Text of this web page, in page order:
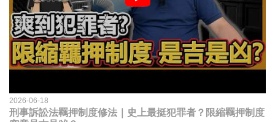
2026-06-18
刑事訴訟法羈押制度修法｜史上最挺犯罪者？限縮羈押制度